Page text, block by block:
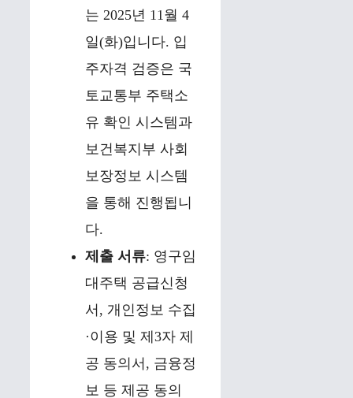
는 2025년 11월 4
일(화)입니다. 입
주자격 검증은 국
토교통부 주택소
유 확인 시스템과
보건복지부 사회
보장정보 시스템
을 통해 진행됩니
다.
제출 서류: 영구임
대주택 공급신청
서, 개인정보 수집
·이용 및 제3자 제
공 동의서, 금융정
보 등 제공 동의